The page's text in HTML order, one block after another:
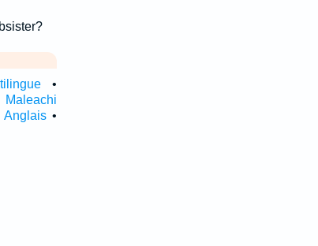
•
Maleachi
Anglais •